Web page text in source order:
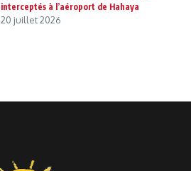
interceptés à l’aéroport de Hahaya
20 juillet 2026